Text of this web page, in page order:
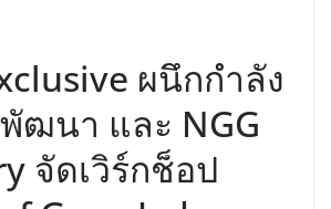
ผนึกกำลัง
ฒนา และ NGG
จัดเวิร์กช็อป